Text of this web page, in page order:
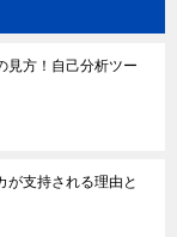
見方！自己分析ツー
が支持される理由と